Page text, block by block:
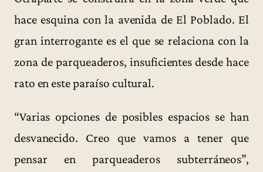
hace esquina con la avenida de El Poblado. El
gran interrogante es el que se relaciona con la
zona de parqueaderos, insuficientes desde hace
rato en este paraíso cultural.
“Varias opciones de posibles espacios se han
desvanecido. Creo que vamos a tener que
pensar en parqueaderos subterráneos”,